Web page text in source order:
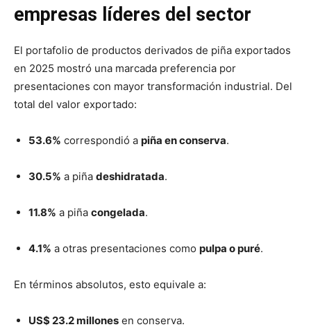
empresas líderes del sector
El portafolio de productos derivados de piña exportados
en 2025 mostró una marcada preferencia por
presentaciones con mayor transformación industrial. Del
total del valor exportado:
53.6% correspondió a piña en conserva.
30.5% a piña deshidratada.
11.8% a piña congelada.
4.1% a otras presentaciones como pulpa o puré.
En términos absolutos, esto equivale a:
US$ 23.2 millones en conserva.